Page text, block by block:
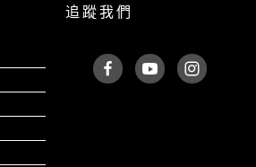
追蹤我們